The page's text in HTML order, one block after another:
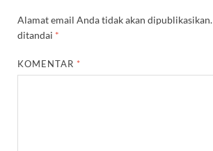
Alamat email Anda tidak akan dipublikasikan.
ditandai *
KOMENTAR *